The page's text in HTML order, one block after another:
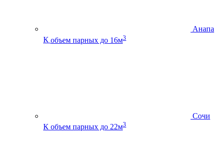
Анапа
К объем парных до 16м3
Сочи
К объем парных до 22м3